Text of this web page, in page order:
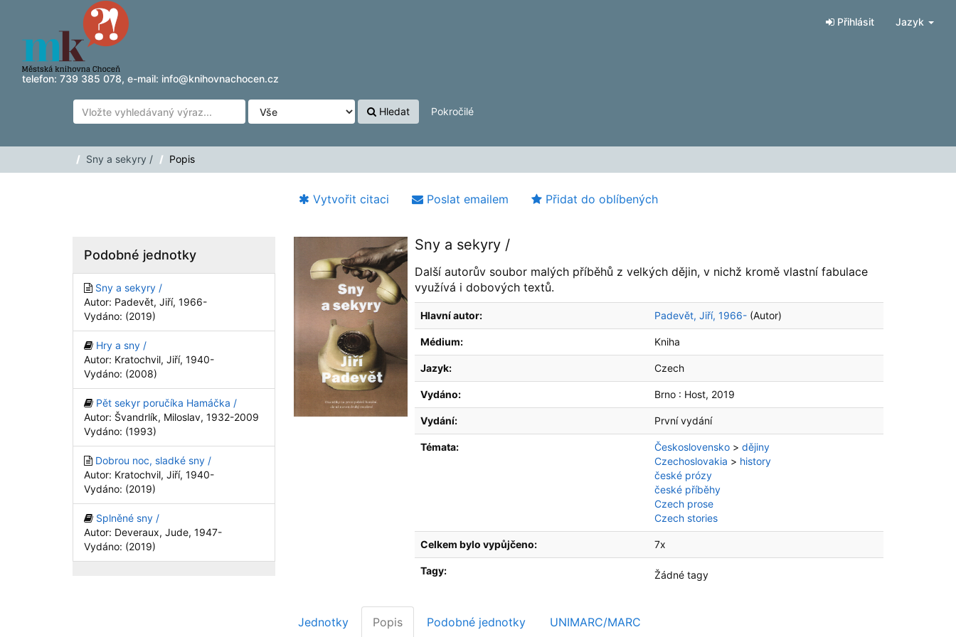
Přeskočit na obsah
telefon: 739 385 078, e-mail: info@knihovnachocen.cz
Přihlásit Jazyk
Hledat Pokročilé
Sny a sekyry / Popis
Vytvořit citaci Poslat emailem Přidat do oblíbených
Sny a sekyry /
Další autorův soubor malých příběhů z velkých dějin, v nichž kromě vlastní fabulace
využívá i dobových textů.
Hlavní autor: Padevět, Jiří, 1966- (Autor)
Médium: Kniha
Jazyk: Czech
Vydáno: Brno : Host, 2019
Vydání: První vydání
Témata: Československo > dějiny
Czechoslovakia > history
české prózy
české příběhy
Czech prose
Czech stories
Celkem bylo vypůjčeno: 7x
Tagy: Žádné tagy
Jednotky Popis Podobné jednotky UNIMARC/MARC
Podobné jednotky
Sny a sekyry /
Autor: Padevět, Jiří, 1966-
Vydáno: (2019)
Hry a sny /
Autor: Kratochvil, Jiří, 1940-
Vydáno: (2008)
Pět sekyr poručíka Hamáčka /
Autor: Švandrlík, Miloslav, 1932-2009
Vydáno: (1993)
Dobrou noc, sladké sny /
Autor: Kratochvil, Jiří, 1940-
Vydáno: (2019)
Splněné sny /
Autor: Deveraux, Jude, 1947-
Vydáno: (2019)